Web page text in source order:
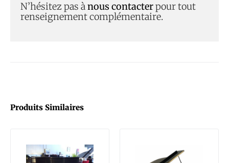
N’hésitez pas ànous contacterpour tout
renseignement complémentaire.
Produits Similaires